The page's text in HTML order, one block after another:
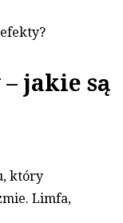
jakie są
który
Limfa,